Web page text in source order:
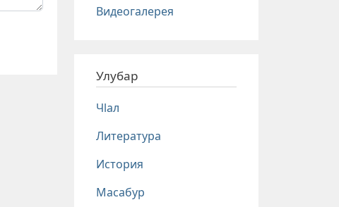
Видеогалерея
Улубар
Чlал
Литература
История
Масабур